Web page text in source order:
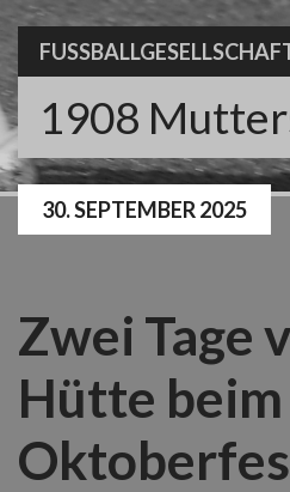
1908
Zwei Tage
Hütte beim
30. SEPTEMBER 2025